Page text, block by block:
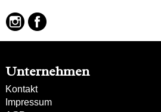
abgesetzt
Unternehmen
Kontakt
Impressum